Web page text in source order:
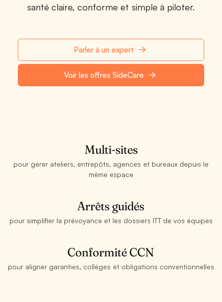
santé claire, conforme et simple à piloter.
Parler à un expert
Voir les offres SideCare
Multi-sites
pour gérer ateliers, entrepôts, agences et bureaux depuis le
même espace
Arrêts guidés
pour simplifier la prévoyance et les dossiers ITT de vos équipes
Conformité CCN
pour aligner garanties, collèges et obligations conventionnelles